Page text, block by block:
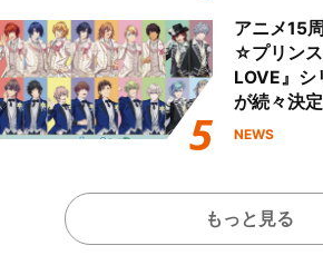
アニメ15
☆プリン
LOVE』シ
が続々決定
NEWS
もっと見る